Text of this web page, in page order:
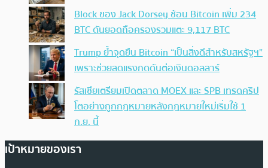
Block ของ Jack Dorsey ช้อน Bitcoin เพิ่ม 234
BTC ดันยอดถือครองรวมแตะ 9,117 BTC
Trump ย้ำจุดยืน Bitcoin “เป็นสิ่งดีสำหรับสหรัฐฯ”
เพราะช่วยลดแรงกดดันต่อเงินดอลลาร์
รัสเซียเตรียมเปิดตลาด MOEX และ SPB เทรดคริป
โตอย่างถูกกฎหมายหลังกฎหมายใหม่เริ่มใช้ 1
ก.ย. นี้
เป้าหมายของเรา